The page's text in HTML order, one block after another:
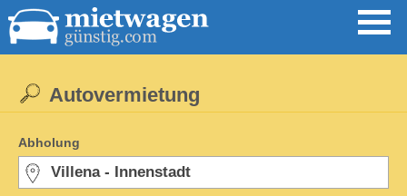
Autovermietung
Abholung